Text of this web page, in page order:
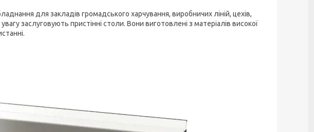
для закладів громадського харчування, виробничих ліній, цехів,
заслуговують пристінні столи. Вони виготовлені з матеріалів високої